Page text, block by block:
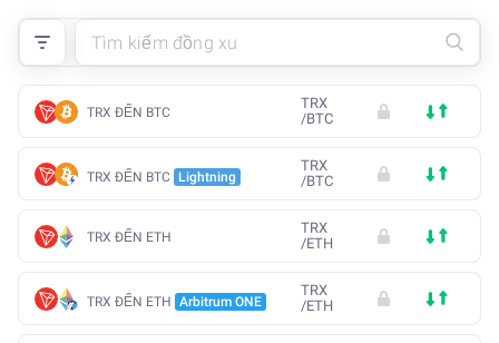
TRX ĐẾN BTC
TRX
/BTC
TRX ĐẾN BTC Lightning
TRX
/BTC
TRX ĐẾN ETH
TRX
/ETH
TRX ĐẾN ETH Arbitrum ONE
TRX
/ETH